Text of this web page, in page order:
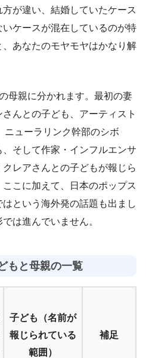
が違い、結婚していたケース
ケースが混在しているのが特
あなたのモヤモヤはかなり解
母親に分かれます。最初の妻
んとの子ども、アーティスト
ニューラリンク幹部のシボ
そして作家・インフルエンサ
レアさんとの子どもが報じら
こに加えて、日本のポップス
という海外発の話題も出まし
は進んでいません。
もと母親の一覧
子ども（名前が
報じられている
範囲）
補足